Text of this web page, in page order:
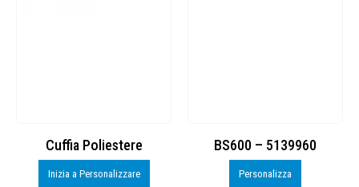
Cuffia Poliestere
Inizia a Personalizzare
BS600 – 5139960
Personalizza